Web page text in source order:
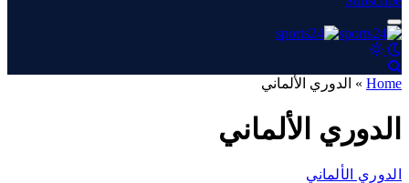
Home
» الدوري الألماني
الدوري الألماني
الدوري الألماني